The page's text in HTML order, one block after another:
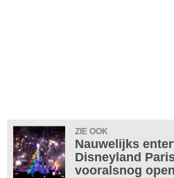
ZIE OOK
Nauwelijks
Disneyland
vooralsnog open